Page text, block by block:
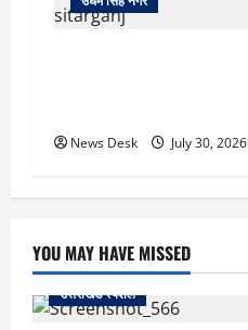
News Desk July 30, 2026
YOU MAY HAVE MISSED
उत्तराखंड स्पेशल